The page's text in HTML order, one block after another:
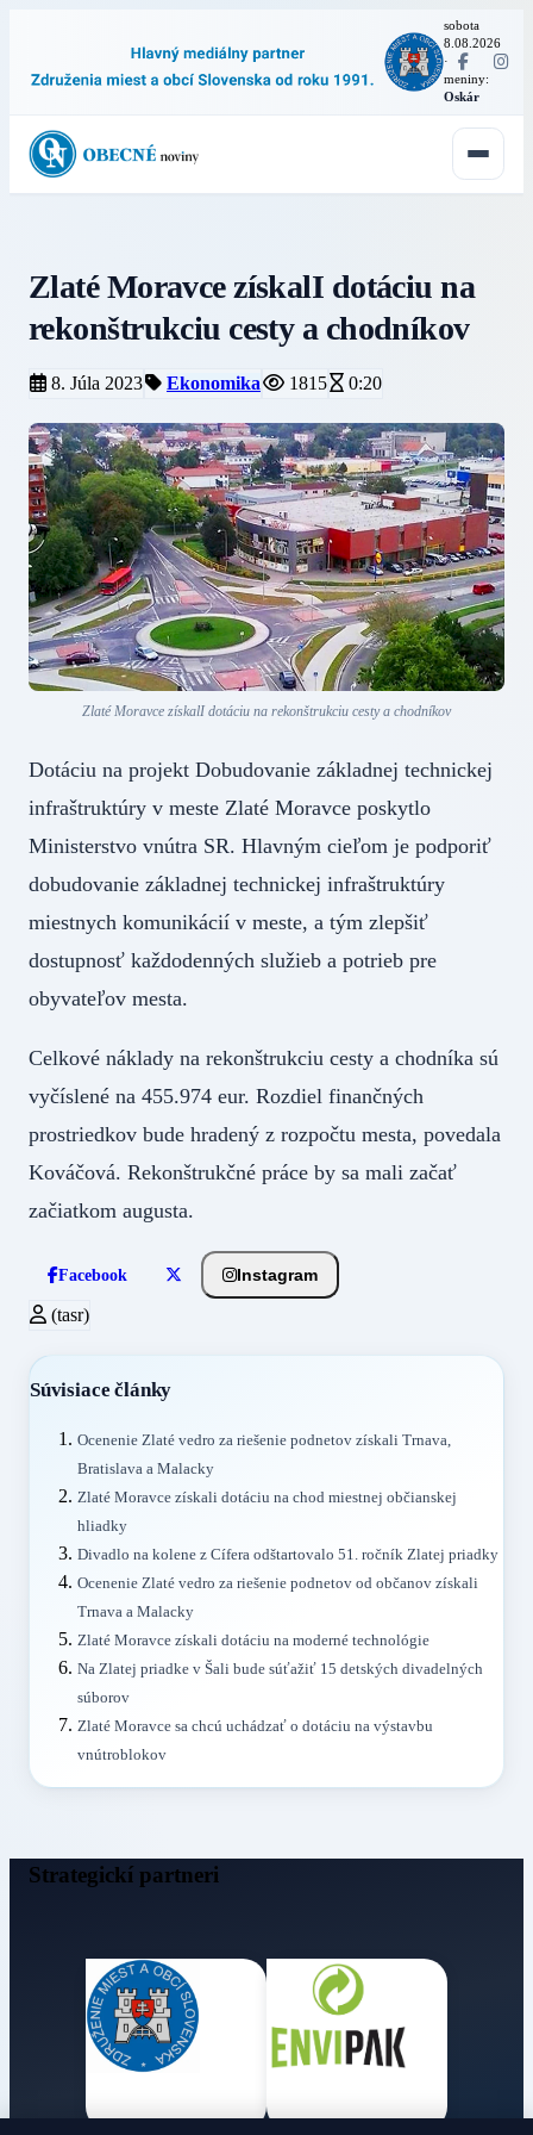
sobota
8.08.2026
·
meniny:
Oskár
Zlaté Moravce získalI dotáciu na
rekonštrukciu cesty a chodníkov
8. Júla 2023 Ekonomika 1815 0:20
Zlaté Moravce získalI dotáciu na rekonštrukciu cesty a chodníkov
Dotáciu na projekt Dobudovanie základnej technickej
infraštruktúry v meste Zlaté Moravce poskytlo
Ministerstvo vnútra SR. Hlavným cieľom je podporiť
dobudovanie základnej technickej infraštruktúry
miestnych komunikácií v meste, a tým zlepšiť
dostupnosť každodenných služieb a potrieb pre
obyvateľov mesta.
Celkové náklady na rekonštrukciu cesty a chodníka sú
vyčíslené na 455.974 eur. Rozdiel finančných
prostriedkov bude hradený z rozpočtu mesta, povedala
Kováčová. Rekonštrukčné práce by sa mali začať
začiatkom augusta.
Facebook Instagram
(tasr)
Súvisiace články
Ocenenie Zlaté vedro za riešenie podnetov získali Trnava,
Bratislava a Malacky
Zlaté Moravce získali dotáciu na chod miestnej občianskej
hliadky
Divadlo na kolene z Cífera odštartovalo 51. ročník Zlatej priadky
Ocenenie Zlaté vedro za riešenie podnetov od občanov získali
Trnava a Malacky
Zlaté Moravce získali dotáciu na moderné technológie
Na Zlatej priadke v Šali bude súťažiť 15 detských divadelných
súborov
Zlaté Moravce sa chcú uchádzať o dotáciu na výstavbu
vnútroblokov
Strategickí partneri